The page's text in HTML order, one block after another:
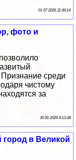
01 07 2026 11:49:14
фото и
Признание среди
чистому
за
30 06 2026 4:13:38
город в Великой